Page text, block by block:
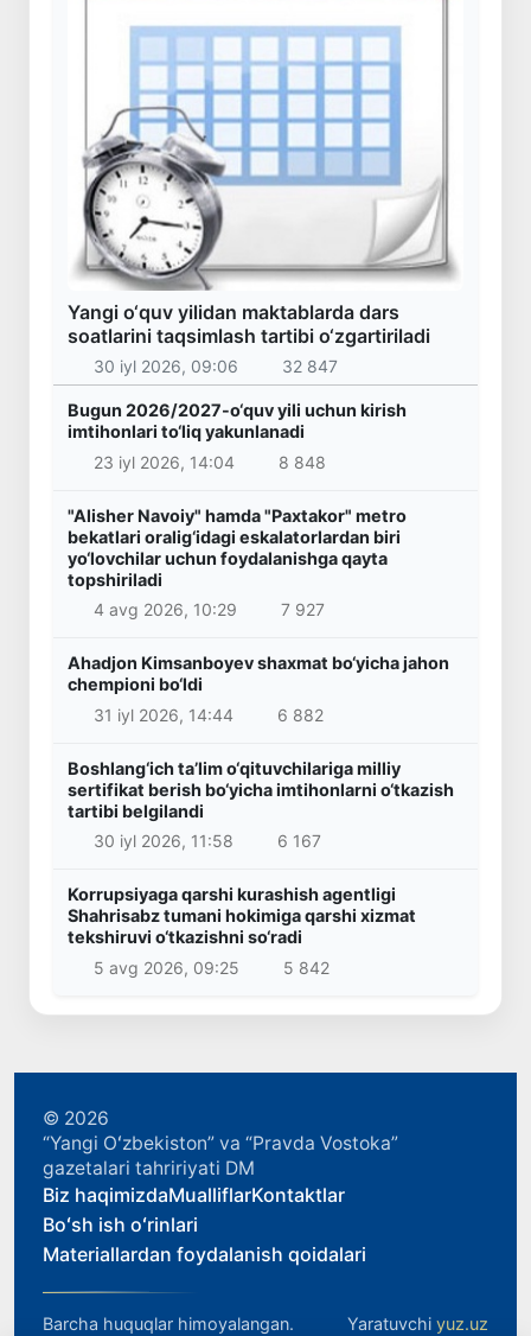
Yangi o‘quv yilidan maktablarda dars
soatlarini taqsimlash tartibi o‘zgartiriladi
30 iyl 2026, 09:06 32 847
Bugun 2026/2027-o‘quv yili uchun kirish
imtihonlari to‘liq yakunlanadi
23 iyl 2026, 14:04
8 848
"Alisher Navoiy" hamda "Paxtakor" metro
bekatlari oralig‘idagi eskalatorlardan biri
yo‘lovchilar uchun foydalanishga qayta
topshiriladi
4 avg 2026, 10:29
7 927
Ahadjon Kimsanboyev shaxmat bo‘yicha jahon
chempioni bo‘ldi
31 iyl 2026, 14:44
6 882
Boshlang‘ich ta’lim o‘qituvchilariga milliy
sertifikat berish bo‘yicha imtihonlarni o‘tkazish
tartibi belgilandi
30 iyl 2026, 11:58
6 167
Korrupsiyaga qarshi kurashish agentligi
Shahrisabz tumani hokimiga qarshi xizmat
tekshiruvi o‘tkazishni so‘radi
5 avg 2026, 09:25
5 842
© 2026
“Yangi Oʻzbekiston” va “Pravda Vostoka”
gazetalari tahririyati DM
Biz haqimizdaMualliflarKontaktlar
Boʻsh ish oʻrinlari
Materiallardan foydalanish qoidalari
Barcha huquqlar himoyalangan. Yaratuvchi yuz.uz